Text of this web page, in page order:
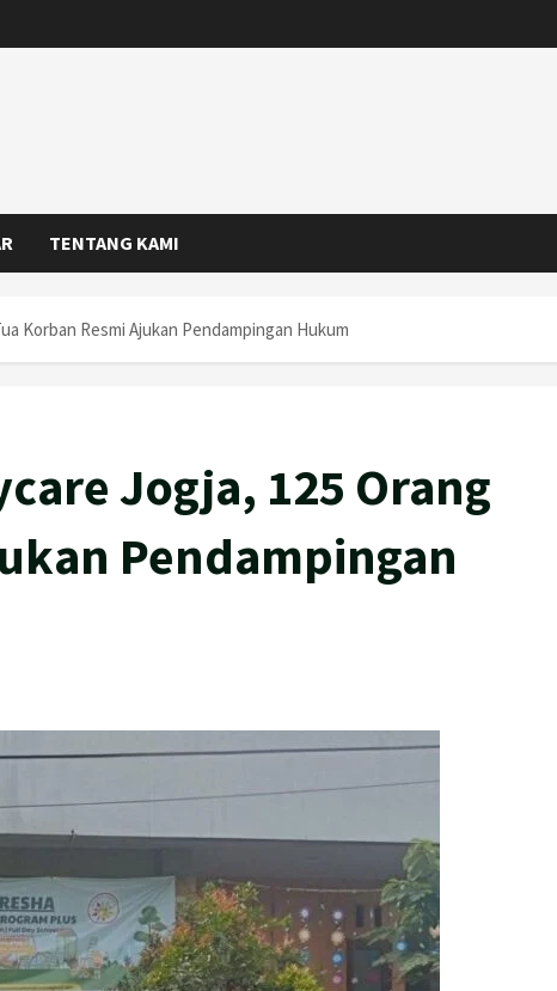
TENTANG KAMI
Korban Resmi Ajukan Pendampingan Hukum
Jogja, 125 Orang
Pendampingan